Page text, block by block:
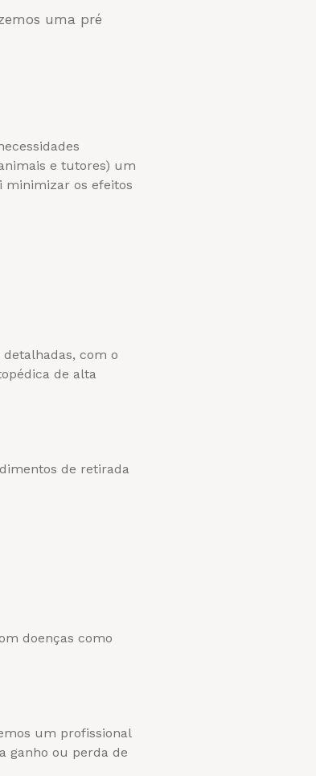
uma pré
e tutores) um
minimizar os efeitos
com o
de alta
de retirada
doenças como
um profissional
ganho ou perda de